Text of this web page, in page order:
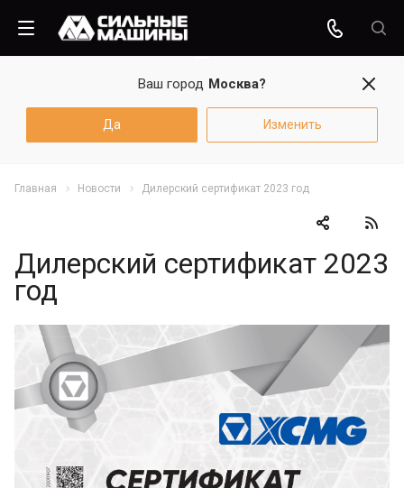
Ваш город Москва?
Да Изменить
Главная Новости Дилерский сертификат 2023 год
Дилерский сертификат 2023
год